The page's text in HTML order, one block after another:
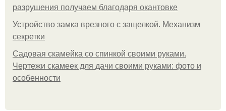
разрушения получаем благодаря окантовке
Устройство замка врезного с защелкой. Механизм
секретки
Садовая скамейка со спинкой своими руками.
Чертежи скамеек для дачи своими руками: фото и
особенности